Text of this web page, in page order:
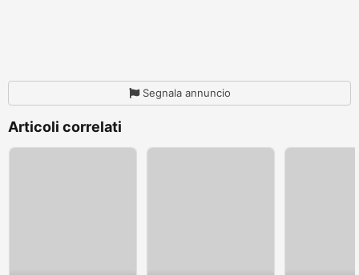
Segnala annuncio
Articoli correlati